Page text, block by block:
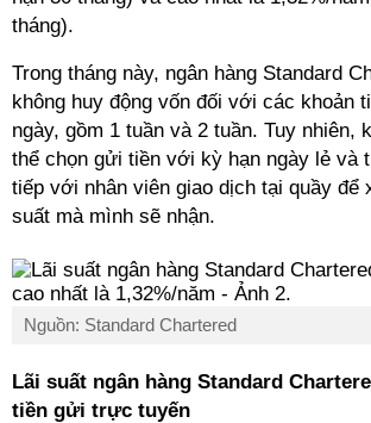
tháng).
Trong tháng này, ngân hàng Standard
không huy động vốn đối với các khoản
ngày, gồm 1 tuần và 2 tuần. Tuy nhiên,
thể chọn gửi tiền với kỳ hạn ngày lẻ và
tiếp với nhân viên giao dịch tại quầy để
suất mà mình sẽ nhận.
Nguồn: Standard Chartered
Lãi suất ngân hàng Standard
tiền gửi trực tuyến